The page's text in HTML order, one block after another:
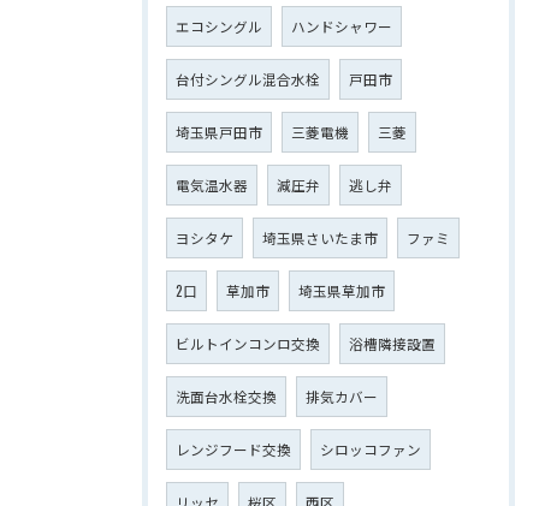
エコシングル ハンドシャワー
台付シングル混合水栓 戸田市
埼玉県戸田市 三菱電機 三菱
電気温水器 減圧弁 逃し弁
ヨシタケ 埼玉県さいたま市 ファミ
2口 草加市 埼玉県草加市
ビルトインコンロ交換 浴槽隣接設置
洗面台水栓交換 排気カバー
レンジフード交換 シロッコファン
リッセ 桜区 西区